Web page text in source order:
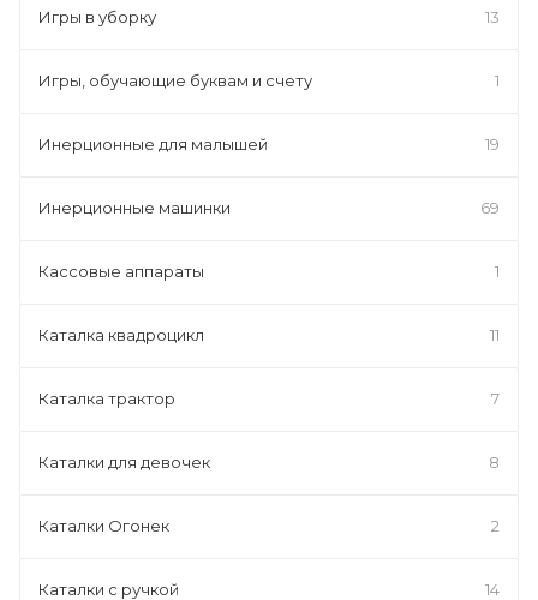
Игры в уборку 13
Игры, обучающие буквам и счету 1
Инерционные для малышей 19
Инерционные машинки 69
Кассовые аппараты 1
Каталка квадроцикл 11
Каталка трактор 7
Каталки для девочек 8
Каталки Огонек 2
Каталки с ручкой 14